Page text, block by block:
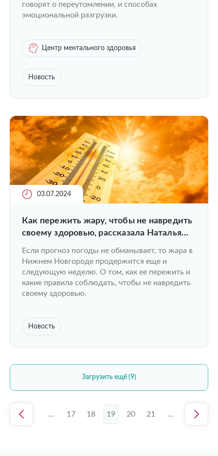
говорят о переутомлении, и способах
эмоциональной разгрузки.
Центр ментального здоровья
Новость
03.07.2024
Как пережить жару, чтобы не навредить
своему здоровью, рассказала Наталья
Боровкова, врач-терапевт, заместитель
директора Института терапии ПИМУ
Если прогноз погоды не обманывает, то жара в
Нижнем Новгороде продержится еще и
следующую неделю. О том, как ее пережить и
какие правила соблюдать, чтобы не навредить
своему здоровью.
Новость
Загрузить ещё (9)
... 17 18 19 20 21 ...